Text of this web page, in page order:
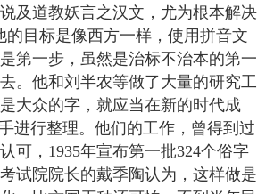
及道教妖言之汉文，尤为根本解决
的目标是像西方一样，使用拼音文
第一步，虽然是治标不治本的第一
。他和刘半农等做了大量的研究工
大众的字，就应当在新的时代成
进行整理。他们的工作，曾得到过
可，1935年宣布第一批324个俗字
试院院长的戴季陶认为，这样做是